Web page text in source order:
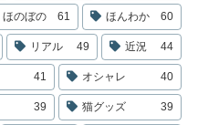
ほのぼの 61 ほんわか 60
リアル 49 近況 44
41 オシャレ 40
39 猫グッズ 39